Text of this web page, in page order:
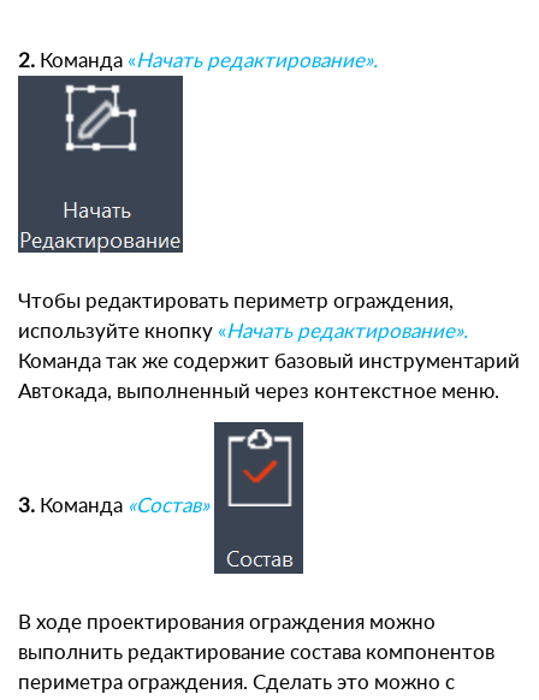
2. Команда «Начать редактирование».
Чтобы редактировать периметр ограждения,
используйте кнопку «Начать редактирование».
Команда так же содержит базовый инструментарий
Автокада, выполненный через контекстное меню.
3. Команда «Состав»
В ходе проектирования ограждения можно
выполнить редактирование состава компонентов
периметра ограждения. Сделать это можно с